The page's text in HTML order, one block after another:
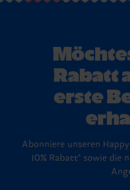
Rabatt
erste
Abonniere unseren
10% Rabatt* sowie die